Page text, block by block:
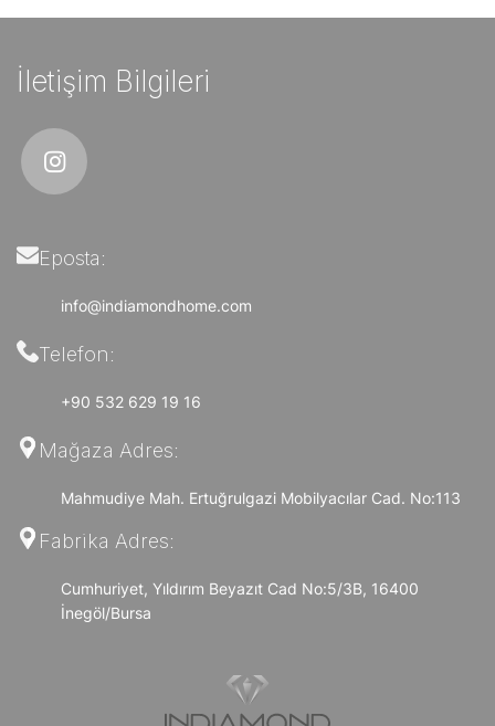
İletişim Bilgileri
Eposta:
info@indiamondhome.com
Telefon:
+90 532 629 19 16
Mağaza Adres:
Mahmudiye Mah. Ertuğrulgazi Mobilyacılar Cad. No:113
Fabrika Adres:
Cumhuriyet, Yıldırım Beyazıt Cad No:5/3B, 16400
İnegöl/Bursa